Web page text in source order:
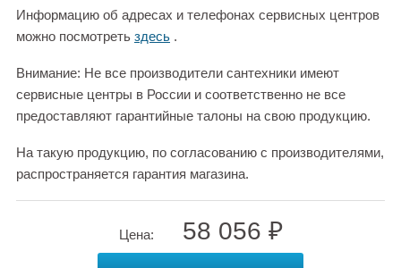
Информацию об адресах и телефонах сервисных центров
можно посмотреть здесь .
Внимание: Не все производители сантехники имеют
сервисные центры в России и соответственно не все
предоставляют гарантийные талоны на свою продукцию.
На такую продукцию, по согласованию с производителями,
распространяется гарантия магазина.
Цена: 58 056 ₽